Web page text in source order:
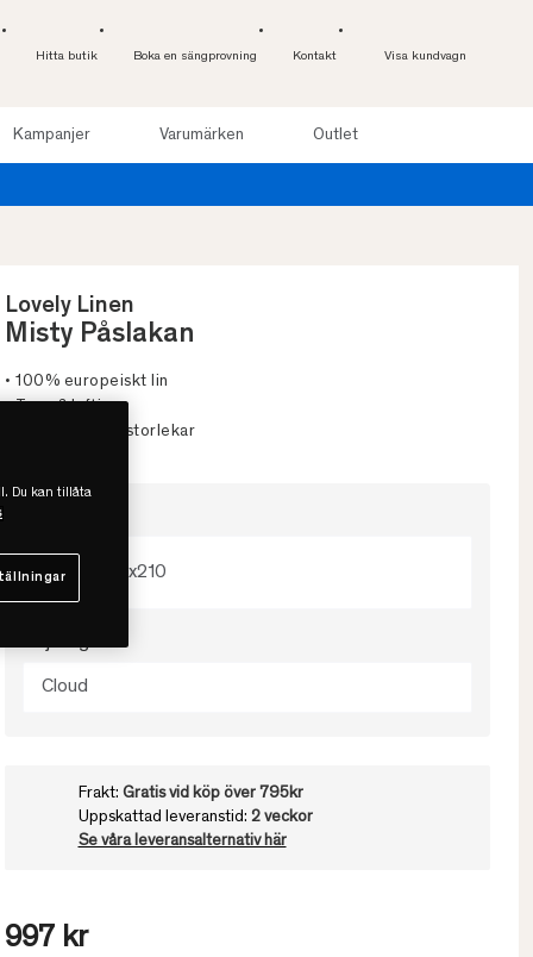
Hitta butik Boka en sängprovning Kontakt Visa kundvagn
Kampanjer Varumärken Outlet
Lovely Linen
Misty Påslakan
• 100% europeiskt lin
• Flera färger & storlekar
150x210
Cloud
Frakt: Gratis vid köp över 795kr
Uppskattad leveranstid: 2 veckor
Se våra leveransalternativ här
997 kr
Du kan tillåta